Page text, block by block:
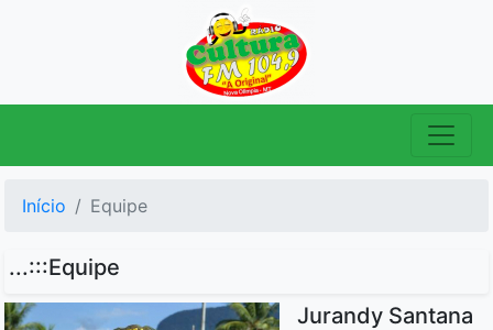
Início Equipe
...:::Equipe
Jurandy Santana